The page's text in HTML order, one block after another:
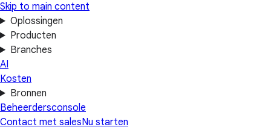
Skip to main content
Oplossingen
Producten
Branches
AI
Kosten
Bronnen
Beheerdersconsole
Contact met salesNu starten